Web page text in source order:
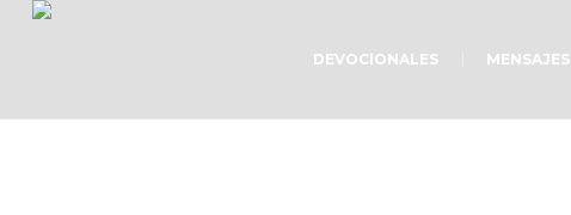
DEVOCIONALES MENSAJES